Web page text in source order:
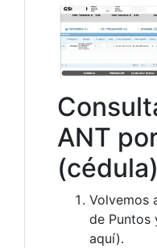
ANT
(cédula)
Volvemos
de Puntos
aquí).